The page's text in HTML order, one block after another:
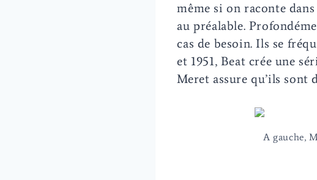
même si on raconte
au préalable.
cas de besoin. Ils se
et 1951, Beat crée une
Meret assure qu’ils sont
A gauche,